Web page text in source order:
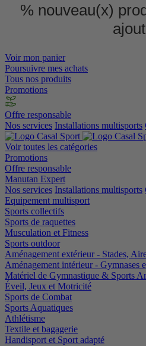
% nouveau(x)
Voir mon panier
Poursuivre mes achats
Tous nos produits
Promotions
Offre responsable
Nos services Installations multisports
Voir toutes les catégories
Promotions
Offre responsable
Manutan Expert
Nos services Installations multisports
Equipement multisport
Sports collectifs
Sports de raquettes
Musculation et Fitness
Sports outdoor
Aménagement extérieur - Stades,
Aménagement intérieur - Gymnases
Matériel de Gymnastique & Sports
Éveil, Jeux et Motricité
Sports de Combat
Sports Aquatiques
Athlétisme
Textile et bagagerie
Handisport et Sport adapté